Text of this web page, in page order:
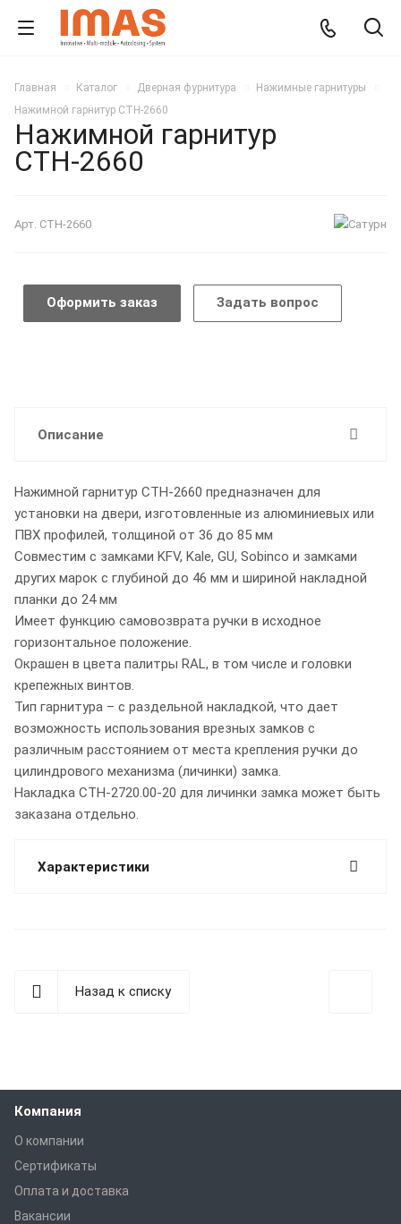
Главная Каталог Дверная фурнитура
Нажимные гарнитуры
Нажимной гарнитур СТН-2660
Нажимной гарнитур
СТН-2660
Арт. СТН-2660
Оформить заказ Задать вопрос
Описание
Нажимной гарнитур СТН-2660 предназначен для
установки на двери, изготовленные из алюминиевых или
ПВХ профилей, толщиной от 36 до 85 мм
Совместим с замками KFV, Kale, GU, Sobinco и замками
других марок с глубиной до 46 мм и шириной накладной
планки до 24 мм
Имеет функцию самовозврата ручки в исходное
горизонтальное положение.
Окрашен в цвета палитры RAL, в том числе и головки
крепежных винтов.
Тип гарнитура – с раздельной накладкой, что дает
возможность использования врезных замков с
различным расстоянием от места крепления ручки до
цилиндрового механизма (личинки) замка.
Накладка СТН-2720.00-20 для личинки замка может быть
заказана отдельно.
Характеристики
Назад к списку
Компания
О компании
Сертификаты
Оплата и доставка
Вакансии